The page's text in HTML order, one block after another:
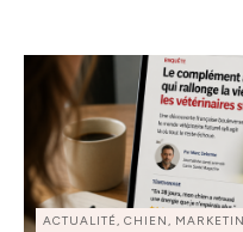
ACTUALITÉ, CHIEN,